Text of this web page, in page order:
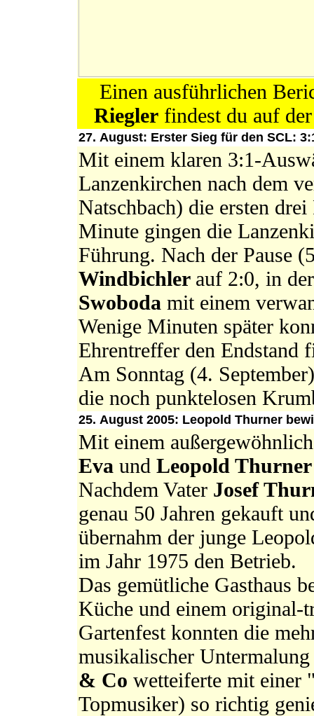
Einen ausführlichen
Rieglerfindest du auf
27. August: Erster Sieg für den SCL:
Mit einem klaren 3:1-
Lanzenkirchen nach dem
Natschbach) die ersten
Minute gingen die
Führung. Nach der Pause
Windbichler auf 2:0, in
Swoboda mit einem
Wenige Minuten später
Ehrentreffer den Endstand
Am Sonntag (4.
die noch punktelosen
25. August 2005: Leopold Thurner
Mit einem
Eva und Leopold
Nachdem Vater Josef
genau 50 Jahren gekauft
übernahm der junge
im Jahr 1975 den Betrieb.
Das gemütliche Gasthaus
Küche und einem original-
Gartenfest konnten die
musikalischer
& Co wetteiferte mit einer
Topmusiker) so richtig